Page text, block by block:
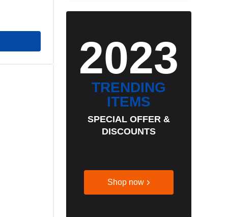
2023
TRENDING
ITEMS
SPECIAL OFFER &
DISCOUNTS
Shop now